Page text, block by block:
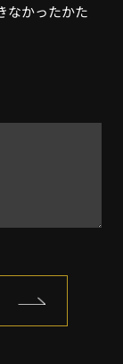
なかったかた